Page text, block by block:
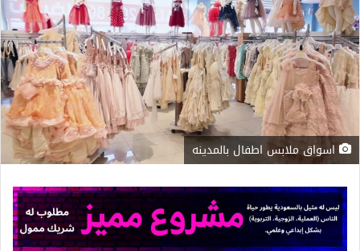
اسواق ملابس اطفال بالمدينه